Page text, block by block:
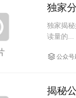
独家
独家揭
读量的...
公众号
揭秘